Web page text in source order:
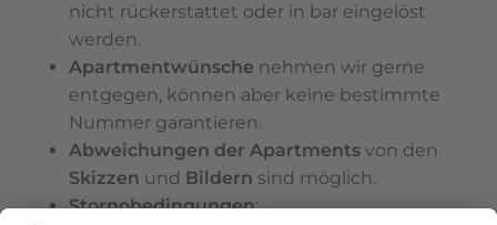
nicht rückerstattet oder in bar eingelöst
werden.
Apartmentwünsche nehmen wir gerne
entgegen, können aber keine bestimmte
Nummer garantieren.
Abweichungen der Apartments von den
Skizzen und Bildern sind möglich.
Stornobedingungen: